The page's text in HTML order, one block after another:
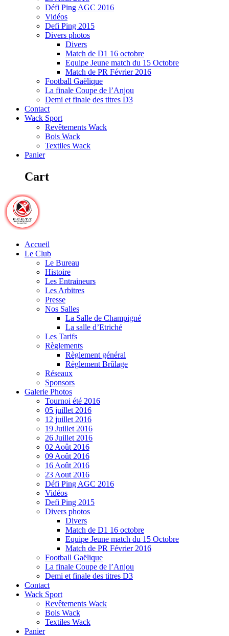
Défi Ping AGC 2016
Vidéos
Defi Ping 2015
Divers photos
Divers
Match de D1 16 octobre
Equipe Jeune match du 15 Octobre
Match de PR Février 2016
Football Gaëlique
La finale Coupe de l’Anjou
Demi et finale des titres D3
Contact
Wack Sport
Revêtements Wack
Bois Wack
Textiles Wack
Panier
Cart
Accueil
Le Club
Le Bureau
Histoire
Les Entraineurs
Les Arbitres
Presse
Nos Salles
La Salle de Champigné
La salle d’Etriché
Les Tarifs
Règlements
Règlement général
Règlement Brûlage
Réseaux
Sponsors
Galerie Photos
Tournoi été 2016
05 juillet 2016
12 juillet 2016
19 Juillet 2016
26 Juillet 2016
02 Août 2016
09 Août 2016
16 Août 2016
23 Aout 2016
Défi Ping AGC 2016
Vidéos
Defi Ping 2015
Divers photos
Divers
Match de D1 16 octobre
Equipe Jeune match du 15 Octobre
Match de PR Février 2016
Football Gaëlique
La finale Coupe de l’Anjou
Demi et finale des titres D3
Contact
Wack Sport
Revêtements Wack
Bois Wack
Textiles Wack
Panier